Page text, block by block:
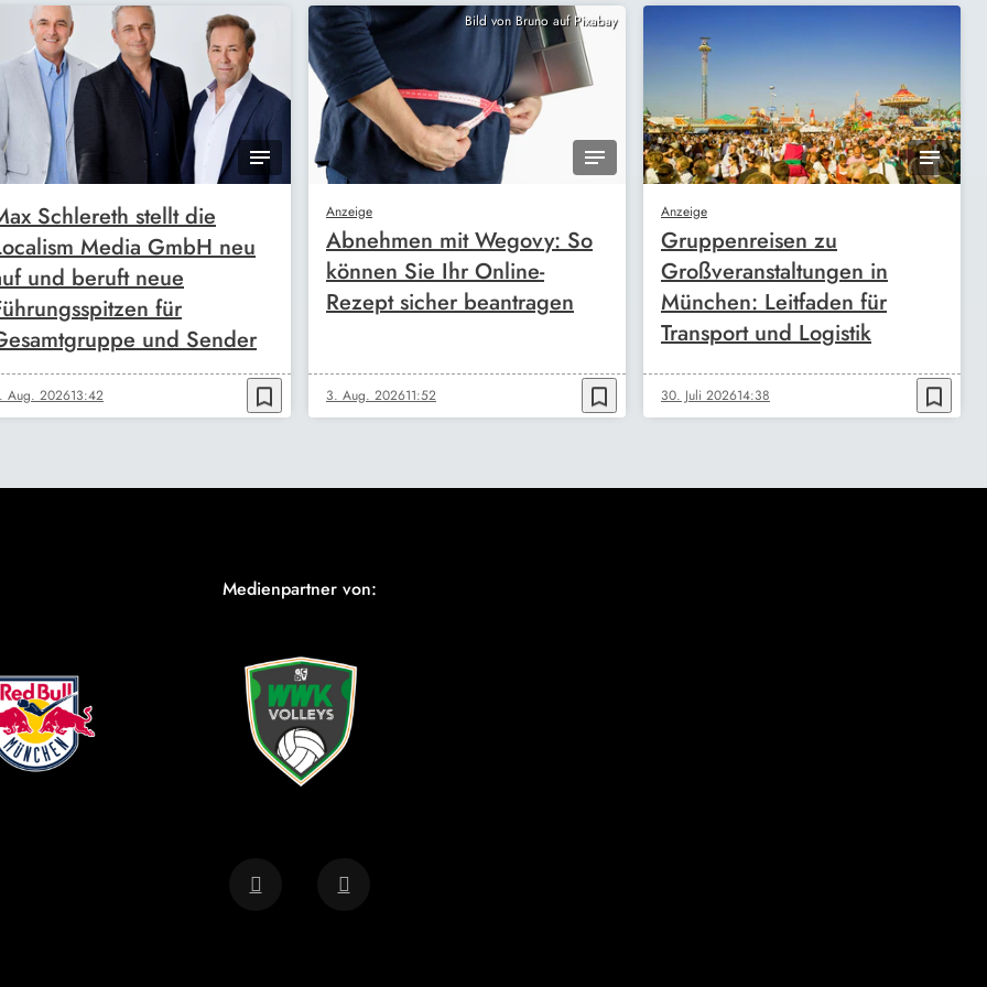
Schlereth stellt die
Media GmbH neu
und beruft neue
für
und Sender
Aug. 202613:42 bookmark_border
Bild von Bruno auf Pixabay
Anzeige
Abnehmen mit Wegovy: So
können Sie Ihr Online-
Rezept sicher beantragen
3. Aug. 202611:52 bookmark_border
Anzeige
Gruppenreisen zu
Großveranstaltungen in
München: Leitfaden für
Transport und Logistik
30. Juli 202614:38 bookmark_border
Medienpartner von: